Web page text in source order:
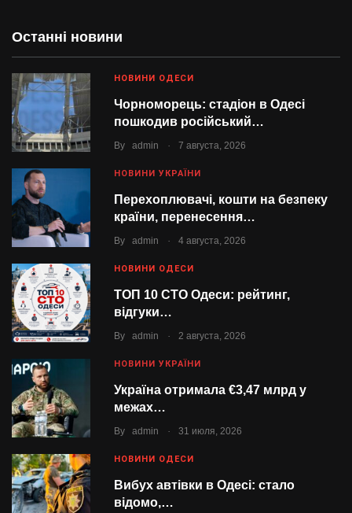
Останні новини
НОВИНИ ОДЕСИ
Чорноморець: стадіон в Одесі
пошкодив російський…
By admin . 7 августа, 2026
НОВИНИ УКРАЇНИ
Перехоплювачі, кошти на безпеку
країни, перенесення…
By admin . 4 августа, 2026
НОВИНИ ОДЕСИ
ТОП 10 СТО Одеси: рейтинг,
відгуки…
By admin . 2 августа, 2026
НОВИНИ УКРАЇНИ
Україна отримала €3,47 млрд у
межах…
By admin . 31 июля, 2026
НОВИНИ ОДЕСИ
Вибух автівки в Одесі: стало
відомо,…